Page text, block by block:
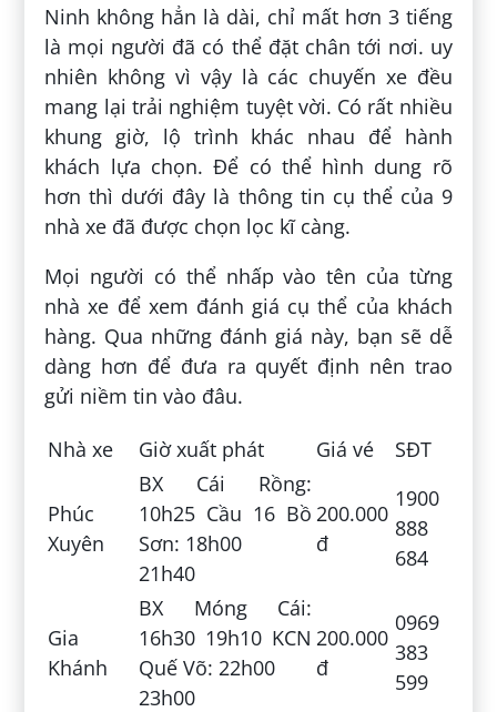
Ninh không hẳn là dài, chỉ mất hơn 3 tiếng
là mọi người đã có thể đặt chân tới nơi. uy
nhiên không vì vậy là các chuyến xe đều
mang lại trải nghiệm tuyệt vời. Có rất nhiều
khung giờ, lộ trình khác nhau để hành
khách lựa chọn. Để có thể hình dung rõ
hơn thì dưới đây là thông tin cụ thể của 9
nhà xe đã được chọn lọc kĩ càng.
Mọi người có thể nhấp vào tên của từng
nhà xe để xem đánh giá cụ thể của khách
hàng. Qua những đánh giá này, bạn sẽ dễ
dàng hơn để đưa ra quyết định nên trao
gửi niềm tin vào đâu.
Nhà xe
Giờ xuất phát Giá vé SĐT
Phúc
Xuyên
BX Cái Rồng:
10h25 Cầu 16 Bồ
Sơn: 18h00
21h40
200.000
đ
1900
888
684
Gia
Khánh
BX Móng Cái:
16h30 19h10 KCN
Quế Võ: 22h00
23h00
200.000
đ
0969
383
599